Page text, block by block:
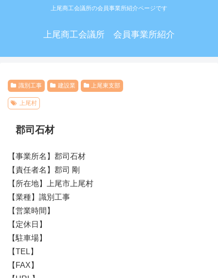
上尾商工会議所の会員事業所紹介ページです
上尾商工会議所 会員事業所紹介
識別工事 建設業 上尾東支部
上尾村
郡司石材
【事業所名】郡司石材
【責任者名】郡司 剛
【所在地】上尾市上尾村
【業種】識別工事
【営業時間】
【定休日】
【駐車場】
【TEL】
【FAX】